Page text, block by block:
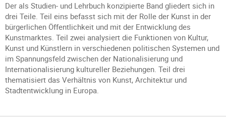
Der als Studien- und Lehrbuch konzipierte Band gliedert sich in
drei Teile. Teil eins befasst sich mit der Rolle der Kunst in der
bürgerlichen Öffentlichkeit und mit der Entwicklung des
Kunstmarktes. Teil zwei analysiert die Funktionen von Kultur,
Kunst und Künstlern in verschiedenen politischen Systemen und
im Spannungsfeld zwischen der Nationalisierung und
Internationalisierung kultureller Beziehungen. Teil drei
thematisiert das Verhältnis von Kunst, Architektur und
Stadtentwicklung in Europa.